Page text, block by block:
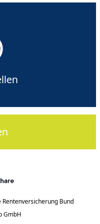
Rentenversicherung Bund
GmbH